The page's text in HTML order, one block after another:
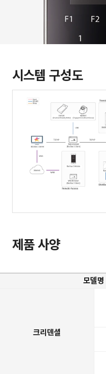
시스템 구성도
제품 사양
모델명
크리덴셜